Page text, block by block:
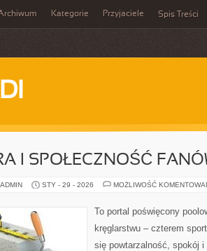
Kategorie Przyjaciele Spis Treści
I SPOŁECZNOŚĆ
STY - 29 - 2026 MOŻLIWOŚĆ
To portal poświęcony
kręglarstwu – czterem
się powtarzalność, spokój i